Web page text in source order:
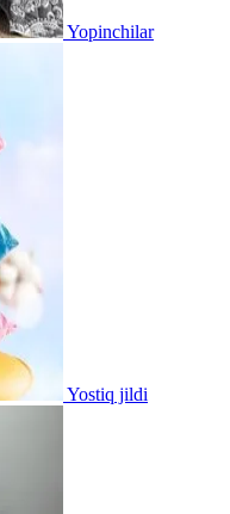
Yopinchilar
Yostiq jildi